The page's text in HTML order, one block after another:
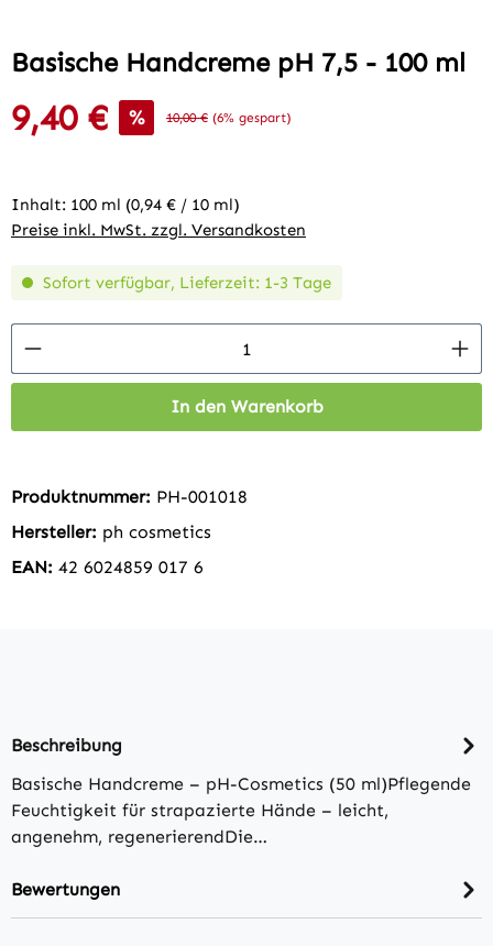
Basische Handcreme pH 7,5 - 100 ml
Verkaufspreis:
9,40 € % Regulärer Preis:
10,00 € (6% gespart)
Inhalt: 100 ml (0,94 € / 10 ml)
Preise inkl. MwSt. zzgl. Versandkosten
Sofort verfügbar, Lieferzeit: 1-3 Tage
Produkt Anzahl: Gib den gewünschten
In den Warenkorb
Produktnummer: PH-001018
Hersteller: ph cosmetics
EAN: 42 6024859 017 6
Beschreibung
Basische Handcreme – pH-Cosmetics (50 ml)Pflegende
Feuchtigkeit für strapazierte Hände – leicht,
angenehm, regenerierendDie…
Bewertungen